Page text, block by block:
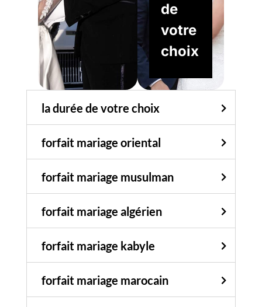
de
votre
choix
la durée de votre choix
forfait mariage oriental
forfait mariage musulman
forfait mariage algérien
forfait mariage kabyle
forfait mariage marocain